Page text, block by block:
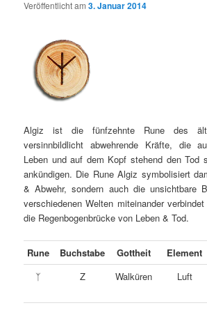
Veröffentlicht am3. Januar 2014
Algiz ist die fünfzehnte Rune des
versinnbildlicht abwehrende Kräfte, die
Leben und auf dem Kopf stehend den Tod
ankündigen. Die Rune Algiz symbolisiert
& Abwehr, sondern auch die unsichtbare
verschiedenen Welten miteinander
die Regenbogenbrücke von Leben & Tod.
Rune Buchstabe Gottheit Element
ᛉ
Z Walküren Luft